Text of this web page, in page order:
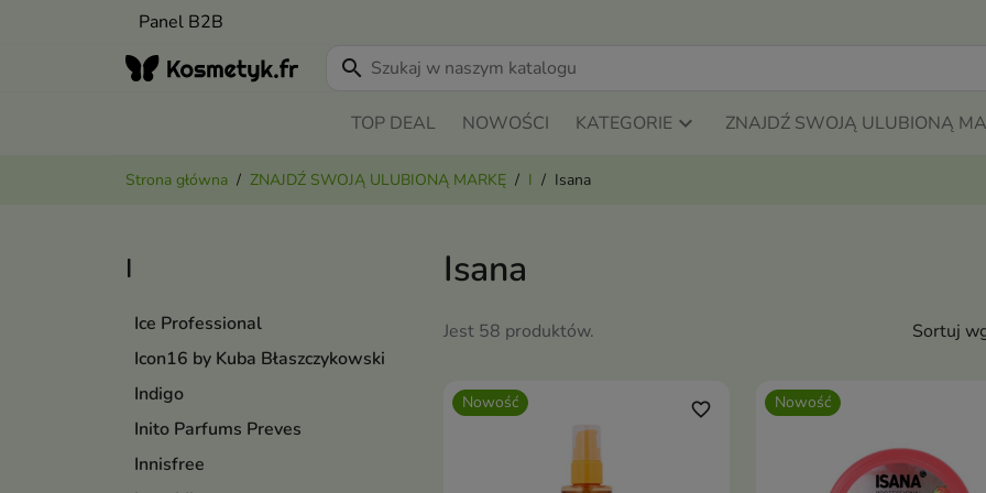
Panel B2B
search
TOP DEAL NOWOŚCI KATEGORIE ZNAJDŹ SWOJĄ ULUBIONĄ
Strona główna ZNAJDŹ SWOJĄ ULUBIONĄ MARKĘ I Isana
I
Ice Professional
Icon16 by Kuba Błaszczykowski
Indigo
Inito Parfums Preves
Innisfree
Isana
Jest 58 produktów. Sortuj
Nowość favorite_border Nowość